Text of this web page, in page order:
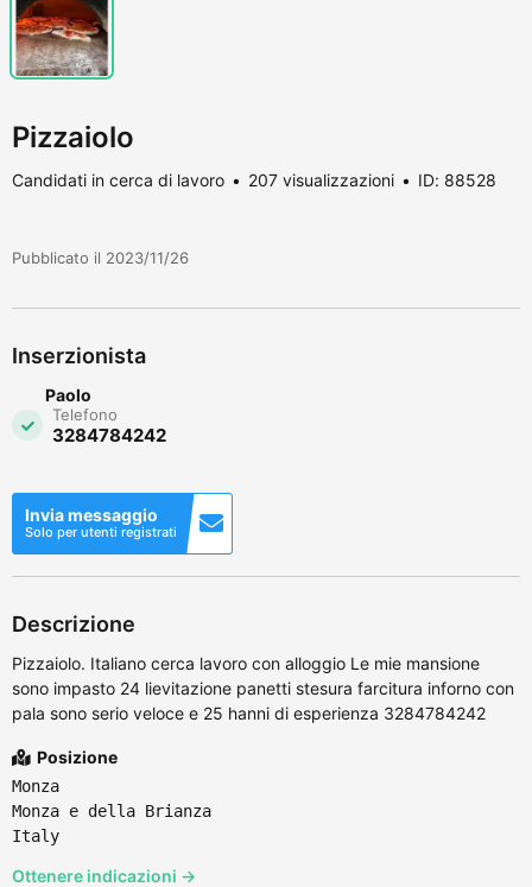
Pizzaiolo
Candidati in cerca di lavoro 207 visualizzazioni ID: 88528
Pubblicato il 2023/11/26
Inserzionista
Paolo
Telefono
3284784242
Invia messaggio
Solo per utenti registrati
Descrizione
Pizzaiolo. Italiano cerca lavoro con alloggio Le mie mansione
sono impasto 24 lievitazione panetti stesura farcitura inforno con
pala sono serio veloce e 25 hanni di esperienza 3284784242
Posizione
Monza
Monza e della Brianza
Italy
Ottenere indicazioni →